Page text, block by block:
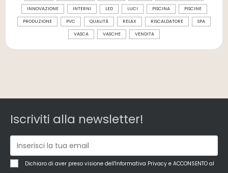
INNOVAZIONE INTERNI LED LUCI PISCINA PISCINE
PRODUZIONE PVC QUALITÀ RELAX RISCALDATORE SPA
VASCA VASCHE VENDITA
Iscriviti alla newsletter!
Dichiaro di aver preso visione dell'Informativa Privacy e ACCONSENTO al